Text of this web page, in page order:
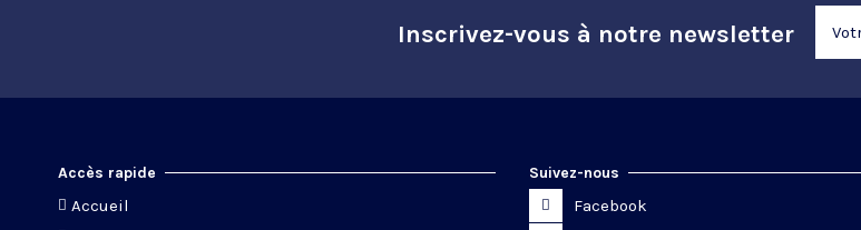
Inscrivez-vous à notre newsletter
Accès rapide
Accueil
Suivez-nous
Facebook